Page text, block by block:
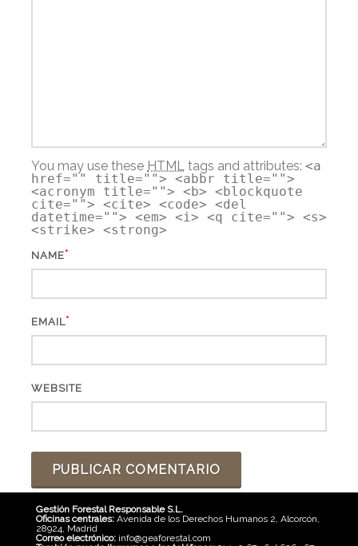
You may use these HTML tags and attributes: <a
href="" title=""> <abbr title="">
<acronym title=""> <b> <blockquote
cite=""> <cite> <code> <del
datetime=""> <em> <i> <q cite=""> <s>
<strike> <strong>
NAME*
EMAIL*
WEBSITE
Gestión Forestal Responsable S.L.
Oficinas centrales: Avenida de los Derechos Humanos 2, Alcorcón,
28924, Madrid
Correo electrónico: info@geaforestal.com